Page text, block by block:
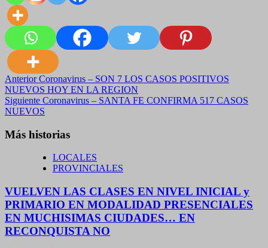
Navegación
de
entradas
AnteriorCoronavirus – SON 7 LOS CASOS POSITIVOS
NUEVOS HOY EN LA REGION
Siguiente Coronavirus – SANTA FE CONFIRMA 517 CASOS
NUEVOS
Más historias
LOCALES
PROVINCIALES
VUELVEN LAS CLASES EN NIVEL INICIAL y
PRIMARIO EN MODALIDAD PRESENCIALES
EN MUCHISIMAS CIUDADES… EN
RECONQUISTA NO